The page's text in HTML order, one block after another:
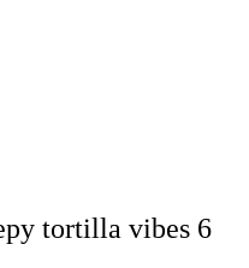
tortilla vibes 6